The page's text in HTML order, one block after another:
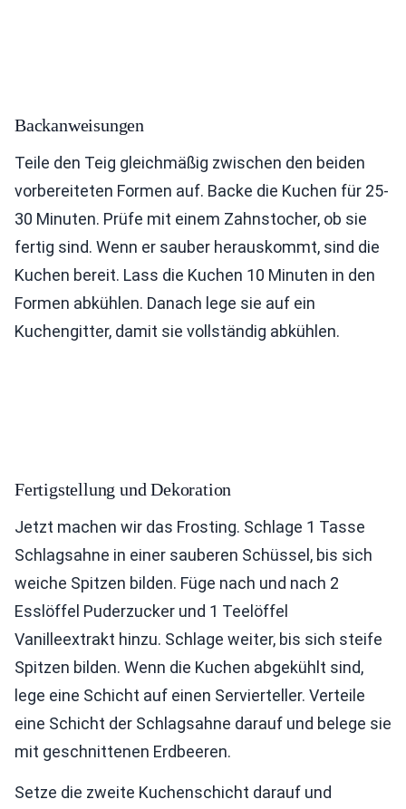
Backanweisungen
Teile den Teig gleichmäßig zwischen den beiden
vorbereiteten Formen auf. Backe die Kuchen für 25-
30 Minuten. Prüfe mit einem Zahnstocher, ob sie
fertig sind. Wenn er sauber herauskommt, sind die
Kuchen bereit. Lass die Kuchen 10 Minuten in den
Formen abkühlen. Danach lege sie auf ein
Kuchengitter, damit sie vollständig abkühlen.
Fertigstellung und Dekoration
Jetzt machen wir das Frosting. Schlage 1 Tasse
Schlagsahne in einer sauberen Schüssel, bis sich
weiche Spitzen bilden. Füge nach und nach 2
Esslöffel Puderzucker und 1 Teelöffel
Vanilleextrakt hinzu. Schlage weiter, bis sich steife
Spitzen bilden. Wenn die Kuchen abgekühlt sind,
lege eine Schicht auf einen Servierteller. Verteile
eine Schicht der Schlagsahne darauf und belege sie
mit geschnittenen Erdbeeren.
Setze die zweite Kuchenschicht darauf und